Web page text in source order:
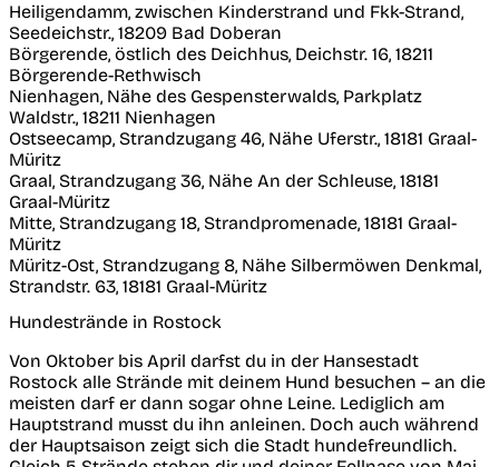
Heiligendamm, zwischen Kinderstrand und Fkk-Strand,
Seedeichstr., 18209 Bad Doberan
Börgerende, östlich des Deichhus, Deichstr. 16, 18211
Börgerende-Rethwisch
Nienhagen, Nähe des Gespensterwalds, Parkplatz
Waldstr., 18211 Nienhagen
Ostseecamp, Strandzugang 46, Nähe Uferstr., 18181 Graal-
Müritz
Graal, Strandzugang 36, Nähe An der Schleuse, 18181
Graal-Müritz
Mitte, Strandzugang 18, Strandpromenade, 18181 Graal-
Müritz
Müritz-Ost, Strandzugang 8, Nähe Silbermöwen Denkmal,
Strandstr. 63, 18181 Graal-Müritz
Hundestrände in Rostock
Von Oktober bis April darfst du in der Hansestadt
Rostock alle Strände mit deinem Hund besuchen – an die
meisten darf er dann sogar ohne Leine. Lediglich am
Hauptstrand musst du ihn anleinen. Doch auch während
der Hauptsaison zeigt sich die Stadt hundefreundlich.